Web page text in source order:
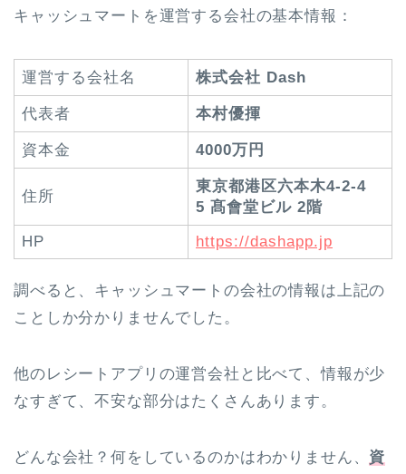
キャッシュマートを運営する会社の基本情報：
運営する会社名 株式会社 Dash
代表者 本村優揮
資本金 4000万円
住所
東京都港区六本木4-2-4
5 髙會堂ビル 2階
HP
https://dashapp.jp
調べると、キャッシュマートの会社の情報は上記の
ことしか分かりませんでした。
他のレシートアプリの運営会社と比べて、情報が少
なすぎて、不安な部分はたくさんあります。
どんな会社？何をしているのかはわかりません、 資